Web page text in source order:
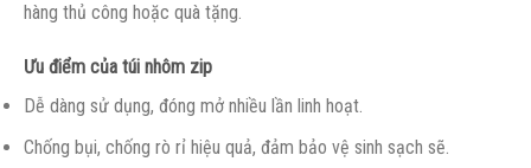
hàng thủ công hoặc quà tặng.
Ưu điểm của túi nhôm zip
Dễ dàng sử dụng, đóng mở nhiều lần linh hoạt.
Chống bụi, chống rò rỉ hiệu quả, đảm bảo vệ sinh sạch sẽ.